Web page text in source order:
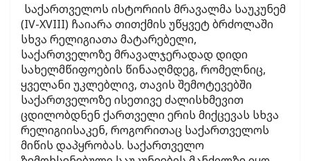
საქართველოს ისტორიის მრავალმა საუკუნემ
(IV-XVIII) ჩაიარა თითქმის უწყვეტ ბრძოლაში
სხვა რელიგიათა მატარებელი,
საქართველოზე მრავალჯერადად დიდი
სახელმწიფოების წინააღმდეგ, რომელნიც,
ყველანი უკლებლივ, თავის შემოტევებში
საქართველოზე ისეთივე ძალისხმევით
ცდილობდნენ ქართველი ერის მიქცევას სხვა
რელიგიისაკენ, როგორითაც საქართველოს
მიწის დაპყრობას. საქართველო